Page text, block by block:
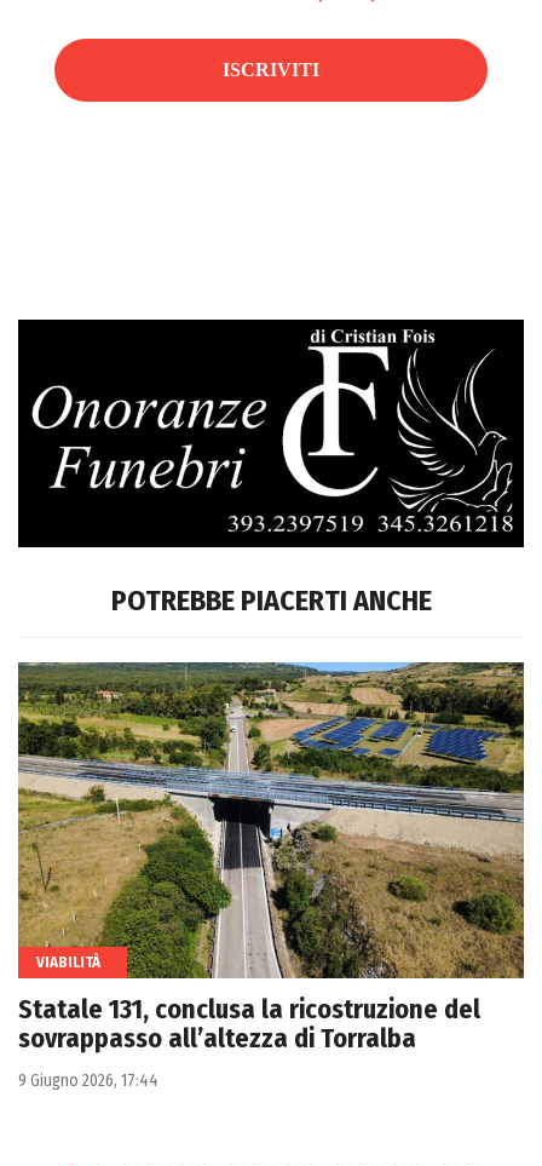
POTREBBE PIACERTI ANCHE
TORRALBA
VIABILITÀ
Statale 131, conclusa la ricostruzione del
sovrappasso all’altezza di Torralba
9 Giugno 2026, 17:44